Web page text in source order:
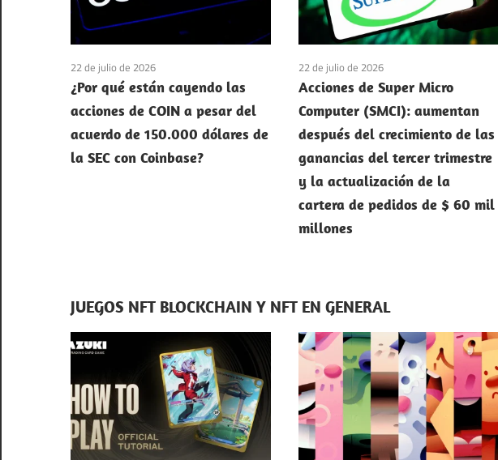
22 de julio de 2026
¿Por qué están cayendo las
acciones de COIN a pesar del
acuerdo de 150.000 dólares de
la SEC con Coinbase?
22 de julio de 2026
Acciones de Super Micro
Computer (SMCI): aumentan
después del crecimiento de las
ganancias del tercer trimestre
y la actualización de la
cartera de pedidos de $ 60 mil
millones
JUEGOS NFT BLOCKCHAIN Y NFT EN GENERAL